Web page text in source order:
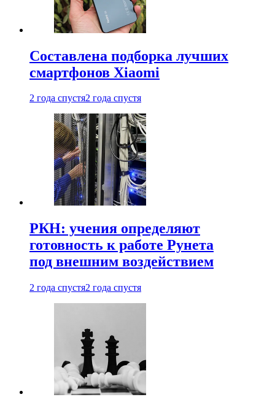
Составлена подборка лучших
смартфонов Xiaomi
2 года спустя2 года спустя
РКН: учения определяют
готовность к работе Рунета
под внешним воздействием
2 года спустя2 года спустя